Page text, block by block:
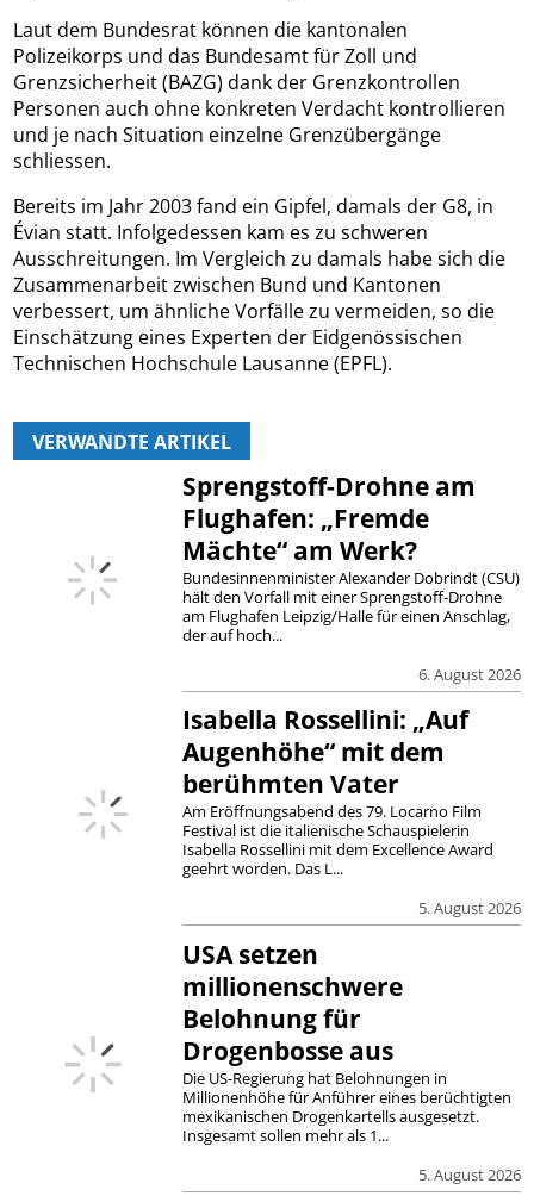
Laut dem Bundesrat können die kantonalen
Polizeikorps und das Bundesamt für Zoll und
Grenzsicherheit (BAZG) dank der Grenzkontrollen
Personen auch ohne konkreten Verdacht kontrollieren
und je nach Situation einzelne Grenzübergänge
schliessen.
Bereits im Jahr 2003 fand ein Gipfel, damals der G8, in
Évian statt. Infolgedessen kam es zu schweren
Ausschreitungen. Im Vergleich zu damals habe sich die
Zusammenarbeit zwischen Bund und Kantonen
verbessert, um ähnliche Vorfälle zu vermeiden, so die
Einschätzung eines Experten der Eidgenössischen
Technischen Hochschule Lausanne (EPFL).
VERWANDTE ARTIKEL
Sprengstoff-Drohne am
Flughafen: „Fremde
Mächte“ am Werk?
6. August 2026
Bundesinnenminister Alexander Dobrindt (CSU)
hält den Vorfall mit einer Sprengstoff-Drohne
am Flughafen Leipzig/Halle für einen Anschlag,
der auf hoch...
Isabella Rossellini: „Auf
Augenhöhe“ mit dem
berühmten Vater
5. August 2026
Am Eröffnungsabend des 79. Locarno Film
Festival ist die italienische Schauspielerin
Isabella Rossellini mit dem Excellence Award
geehrt worden. Das L...
USA setzen
millionenschwere
Belohnung für
Drogenbosse aus
5. August 2026
Die US-Regierung hat Belohnungen in
Millionenhöhe für Anführer eines berüchtigten
mexikanischen Drogenkartells ausgesetzt.
Insgesamt sollen mehr als 1...